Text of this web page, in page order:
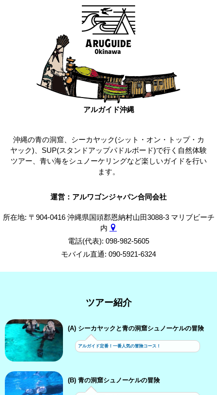
アルガイド沖縄
沖縄の青の洞窟、シーカヤック(シット・オン・トップ・カ
ヤック)、SUP(スタンドアップパドルボード)で行く自然体験
ツアー、青い海をシュノーケリングなど楽しいガイドを行い
ます。
運営：アルワゴンジャパン合同会社
所在地: 〒904-0416 沖縄県国頭郡恩納村山田3088-3 マリブビーチ
内
電話(代表): 098-982-5605
モバイル直通: 090-5921-6324
ツアー紹介
(A) シーカヤックと青の洞窟シュノーケルの冒険
アルガイド定番！一番人気の冒険コース！
(B) 青の洞窟シュノーケルの冒険